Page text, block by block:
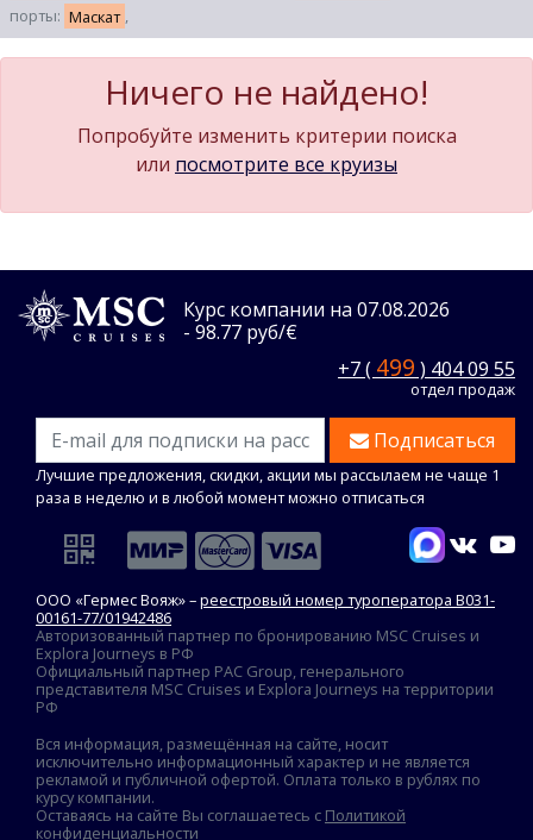
порты: Маскат ,
Ничего не найдено!
Попробуйте изменить критерии поиска
или посмотрите все круизы
Курс компании на 07.08.2026
- 98.77 руб/€
+7 ( 499 ) 404 09 55
отдел продаж
Подписаться
Лучшие предложения, скидки, акции мы рассылаем не чаще 1
раза в неделю и в любой момент можно отписаться
ООО «Гермес Вояж» –реестровый номер туроператора В031-
00161-77/01942486
Авторизованный партнер по бронированию MSC Cruises и
Explora Journeys в РФ
Официальный партнер PAC Group, генерального
представителя MSC Cruises и Explora Journeys на территории
РФ
Вся информация, размещённая на сайте, носит
исключительно информационный характер и не является
рекламой и публичной офертой. Оплата только в рублях по
курсу компании.
Оставаясь на сайте Вы соглашаетесь с Политикой
конфиденциальности